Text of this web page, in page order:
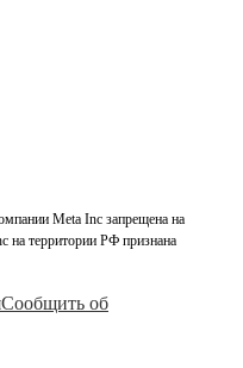
Meta Inc запрещена на
на территории РФ признана
Сообщить об